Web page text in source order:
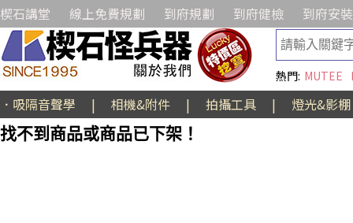
楔石講堂 線上免費規劃 到府規劃 到府健檢 到府安裝
熱門: MUTEE
．吸隔音聲學 | 相機&附件 | 拍攝工具 |
燈光&影棚
找不到商品或商品已下架！